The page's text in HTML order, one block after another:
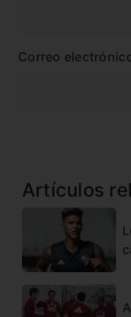
Correo
Artículos